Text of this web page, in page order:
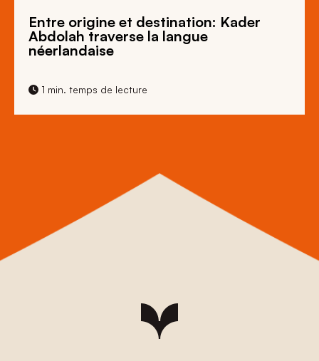
Entre origine et destination: Kader
Abdolah traverse la langue
néerlandaise
1 min. temps de lecture